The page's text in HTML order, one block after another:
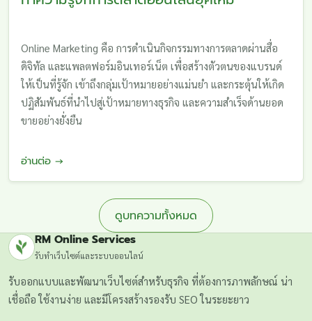
Online Marketing คือ การดำเนินกิจกรรมทางการตลาดผ่านสื่อ
ดิจิทัล และแพลตฟอร์มอินเทอร์เน็ต เพื่อสร้างตัวตนของแบรนด์
ให้เป็นที่รู้จัก เข้าถึงกลุ่มเป้าหมายอย่างแม่นยำ และกระตุ้นให้เกิด
ปฏิสัมพันธ์ที่นำไปสู่เป้าหมายทางธุรกิจ และความสำเร็จด้านยอด
ขายอย่างยั่งยืน
อ่านต่อ →
ดูบทความทั้งหมด
RM Online Services
รับทำเว็บไซต์และระบบออนไลน์
รับออกแบบและพัฒนาเว็บไซต์สำหรับธุรกิจ ที่ต้องการภาพลักษณ์ น่า
เชื่อถือ ใช้งานง่าย และมีโครงสร้างรองรับ SEO ในระยะยาว